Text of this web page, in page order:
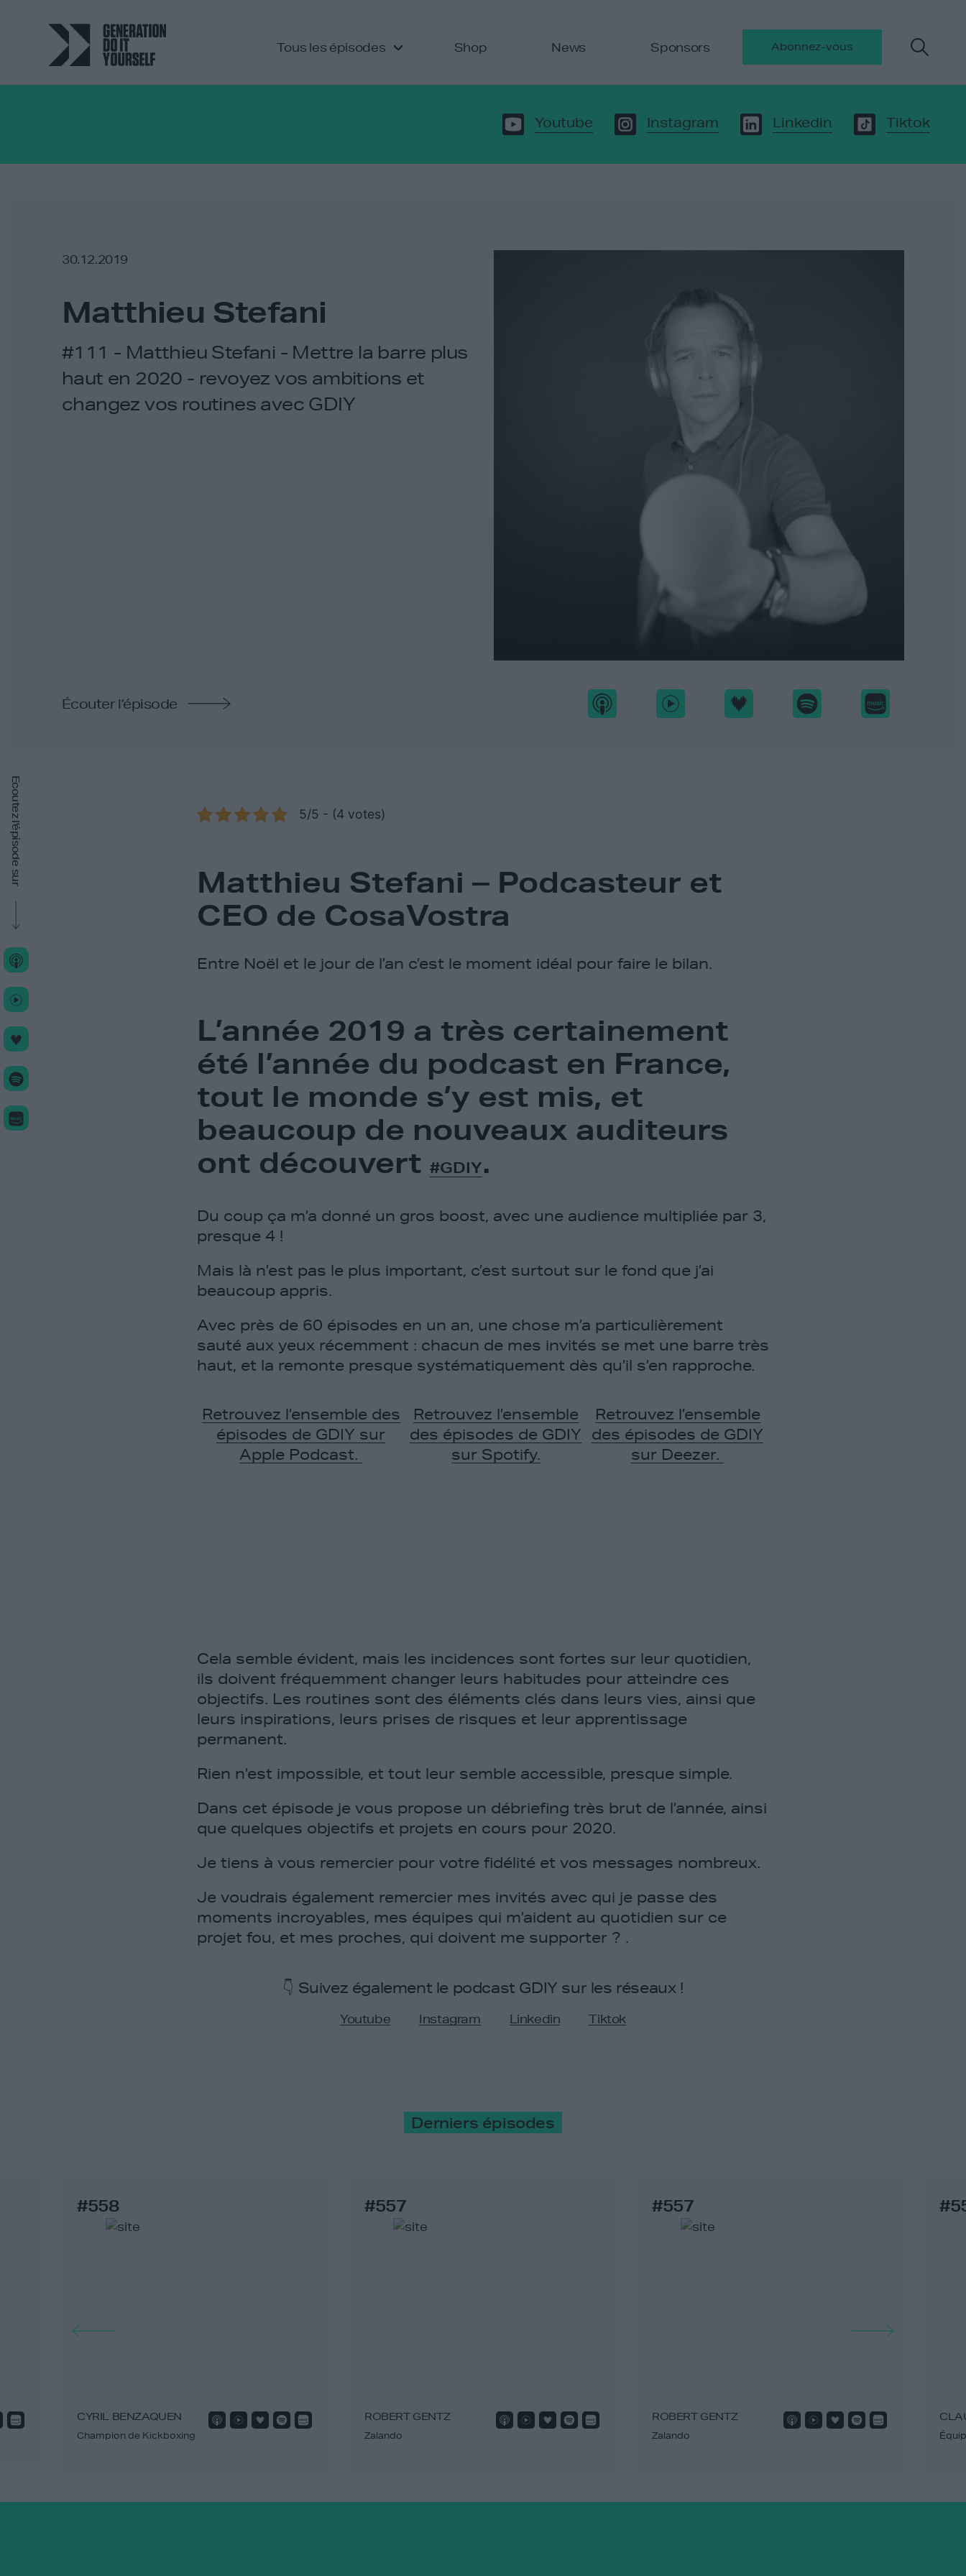
Tous les épisodes Shop News Sponsors Abonnez-vous
Youtube Instagram Linkedin Tiktok
30.12.2019
Matthieu Stefani
#111 - Matthieu Stefani - Mettre la barre plus
haut en 2020 - revoyez vos ambitions et
changez vos routines avec GDIY
Écouter l’épisode
Ecoutez l'épisode sur 5/5 - (4 votes)
Matthieu Stefani – Podcasteur et
CEO de CosaVostra
Entre Noël et le jour de l’an c’est le moment idéal pour faire le bilan.
L’année 2019 a très certainement
été l’année du podcast en France,
tout le monde s’y est mis, et
beaucoup de nouveaux auditeurs
ont découvert #GDIY.
Du coup ça m’a donné un gros boost, avec une audience multipliée par 3,
presque 4 !
Mais là n’est pas le plus important, c’est surtout sur le fond que j’ai
beaucoup appris.
Avec près de 60 épisodes en un an, une chose m’a particulièrement
sauté aux yeux récemment : chacun de mes invités se met une barre très
haut, et la remonte presque systématiquement dès qu’il s’en rapproche.
Retrouvez l’ensemble des
épisodes de GDIY sur
Apple Podcast.
Retrouvez l’ensemble
des épisodes de GDIY
sur Spotify.
Retrouvez l’ensemble
des épisodes de GDIY
sur Deezer.
Cela semble évident, mais les incidences sont fortes sur leur quotidien,
ils doivent fréquemment changer leurs habitudes pour atteindre ces
objectifs. Les routines sont des éléments clés dans leurs vies, ainsi que
leurs inspirations, leurs prises de risques et leur apprentissage
permanent.
Rien n’est impossible, et tout leur semble accessible, presque simple.
Dans cet épisode je vous propose un débriefing très brut de l’année, ainsi
que quelques objectifs et projets en cours pour 2020.
Je tiens à vous remercier pour votre fidélité et vos messages nombreux.
Je voudrais également remercier mes invités avec qui je passe des
moments incroyables, mes équipes qui m’aident au quotidien sur ce
projet fou, et mes proches, qui doivent me supporter ? .
👇 Suivez également le podcast GDIY sur les réseaux !
Youtube Instagram Linkedin Tiktok
Derniers épisodes
#558
CYRIL BENZAQUEN
Champion de Kickboxing
#557
ROBERT GENTZ
Zalando
#557
ROBERT GENTZ
Zalando